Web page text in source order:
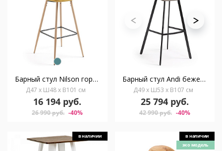
Барный стул Nilson горчичный CC0276J81
Д47 x Ш48 x В101 см
16 194 руб.
26 990 руб. -40%
Барный стул Andi бежевый
Д49 x Ш53 x В107 см
25 794 руб.
42 990 руб. -40%
в наличии
в наличии
эко модель